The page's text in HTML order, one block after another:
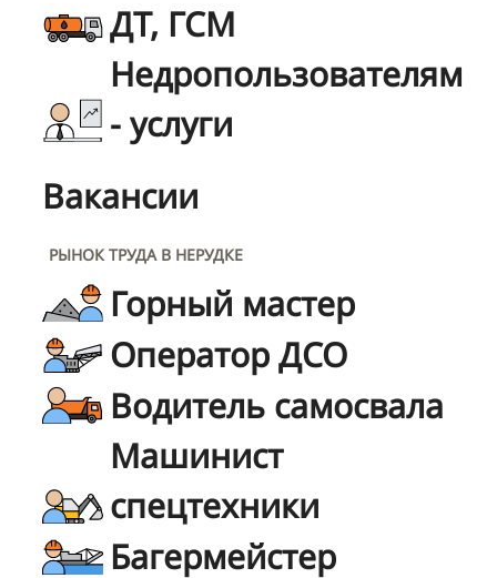
ДТ, ГСМ
Недропользователям
- услуги
Вакансии
РЫНОК ТРУДА В НЕРУДКЕ
Горный мастер
Оператор ДСО
Водитель самосвала
Машинист
спецтехники
Багермейстер